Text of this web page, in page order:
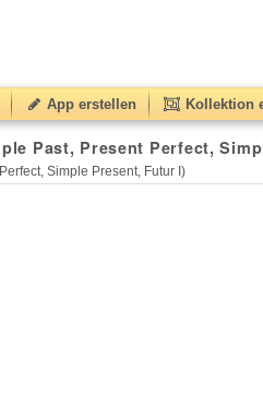
App erstellen Kollektion
Past, Present Perfect,
Simple Present, Futur I)
33 (from10to50)